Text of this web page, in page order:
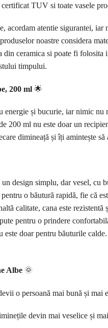
TUV si toate vasele
acordam atentie sigurantei, iar
noastre considera
ceramica si poate fi
timpului.
200 ml🌟
energie și bucurie, iar nimic
200 ml nu este doar un
dimineață și îți amintește
design simplu, dar vesel, cu
o băutură rapidă, fie că
calitate, cana este
pentru o prindere
este doar pentru băuturile
Albe🌞
o persoană mai bună și mai
devin mai veselice și